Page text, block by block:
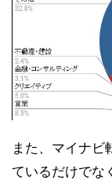
また、マイナビ
ているだけでな